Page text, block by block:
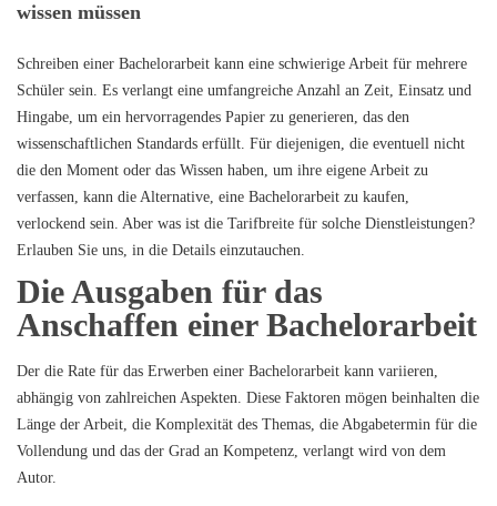
wissen müssen
Schreiben einer Bachelorarbeit kann eine schwierige Arbeit für mehrere
Schüler sein. Es verlangt eine umfangreiche Anzahl an Zeit, Einsatz und
Hingabe, um ein hervorragendes Papier zu generieren, das den
wissenschaftlichen Standards erfüllt. Für diejenigen, die eventuell nicht
die den Moment oder das Wissen haben, um ihre eigene Arbeit zu
verfassen, kann die Alternative, eine Bachelorarbeit zu kaufen,
verlockend sein. Aber was ist die Tarifbreite für solche Dienstleistungen?
Erlauben Sie uns, in die Details einzutauchen.
Die Ausgaben für das
Anschaffen einer Bachelorarbeit
Der die Rate für das Erwerben einer Bachelorarbeit kann variieren,
abhängig von zahlreichen Aspekten. Diese Faktoren mögen beinhalten die
Länge der Arbeit, die Komplexität des Themas, die Abgabetermin für die
Vollendung und das der Grad an Kompetenz, verlangt wird von dem
Autor.